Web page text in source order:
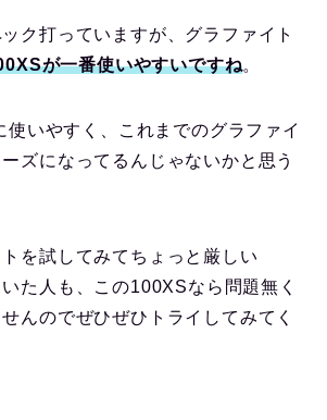
ク打っていますが、グラファイト
が一番使いやすいですね。
いやすく、これまでのグラファイ
ズになってるんじゃないかと思う
を試してみてちょっと厳しい
た人も、この100XSなら問題無く
んのでぜひぜひトライしてみてく